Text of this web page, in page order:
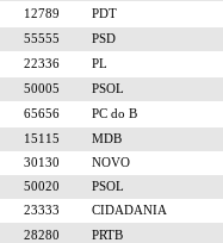
12789
PDT
55555
PSD
22336
PL
50005
PSOL
65656
PC do B
15115
MDB
30130
NOVO
50020
PSOL
23333
CIDADANIA
28280
PRTB